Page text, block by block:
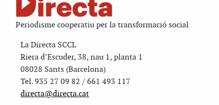
Periodisme cooperatiu per la transformació social
La Directa SCCL
Riera d’Escuder, 38, nau 1, planta 1
08028 Sants (Barcelona)
Tel. 935 27 09 82 / 661 493 117
directa@directa.cat